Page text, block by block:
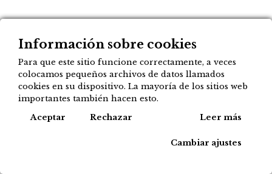
a elegir
17,90€
Agregar a mi lista
Información sobre cookies
Para que este sitio funcione correctamente, a veces
colocamos pequeños archivos de datos llamados
cookies en su dispositivo. La mayoría de los sitios web
importantes también hacen esto.
Aceptar
Rechazar Leer más
Cambiar ajustes